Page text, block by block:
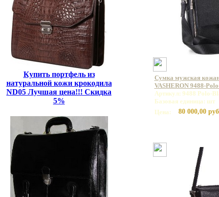
Купить портфель из
натуральной кожи крокодила
ND05 Лучшая цена!!! Скидка
5%
Сумка мужская
VASHERON 9488-
Артикул: 9488 Polo-
Базовая единица: шт
Цена:
80 000,00